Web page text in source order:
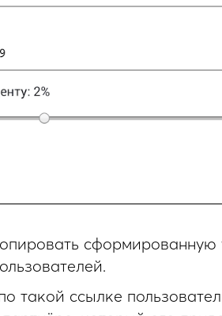
сформированную
такой ссылке